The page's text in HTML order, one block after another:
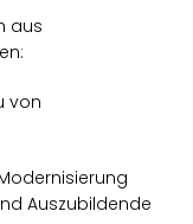
aus
von
Auszubildende